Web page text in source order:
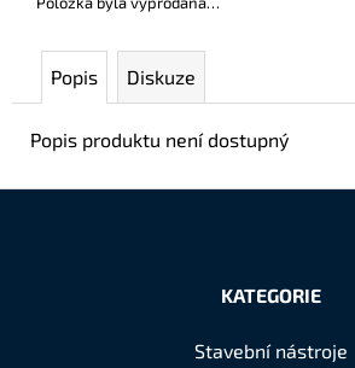
Popis Diskuze
Popis produktu není dostupný
KATEGORIE
Stavební nástroje